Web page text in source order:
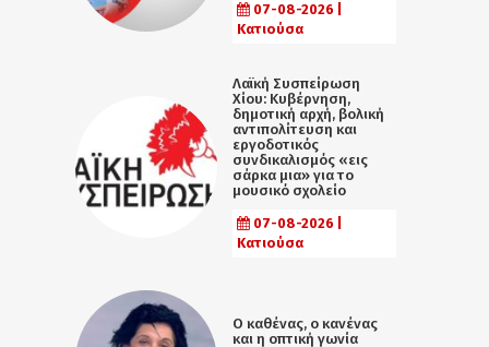
07-08-2026 |
Κατιούσα
Λαϊκή Συσπείρωση
Χίου: Κυβέρνηση,
δημοτική αρχή, βολική
αντιπολίτευση και
εργοδοτικός
συνδικαλισμός «εις
σάρκα μια» για το
μουσικό σχολείο
07-08-2026 |
Κατιούσα
Ο καθένας, ο κανένας
και η οπτική γωνία